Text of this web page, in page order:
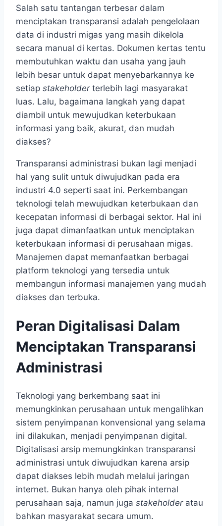
Salah satu tantangan terbesar dalam
menciptakan transparansi adalah pengelolaan
data di industri migas yang masih dikelola
secara manual di kertas. Dokumen kertas tentu
membutuhkan waktu dan usaha yang jauh
lebih besar untuk dapat menyebarkannya ke
setiap stakeholderterlebih lagi masyarakat
luas. Lalu, bagaimana langkah yang dapat
diambil untuk mewujudkan keterbukaan
informasi yang baik, akurat, dan mudah
diakses?
Transparansi administrasi bukan lagi menjadi
hal yang sulit untuk diwujudkan pada era
industri 4.0 seperti saat ini. Perkembangan
teknologi telah mewujudkan keterbukaan dan
kecepatan informasi di berbagai sektor. Hal ini
juga dapat dimanfaatkan untuk menciptakan
keterbukaan informasi di perusahaan migas.
Manajemen dapat memanfaatkan berbagai
platform teknologi yang tersedia untuk
membangun informasi manajemen yang mudah
diakses dan terbuka.
Peran Digitalisasi Dalam
Menciptakan Transparansi
Administrasi
Teknologi yang berkembang saat ini
memungkinkan perusahaan untuk mengalihkan
sistem penyimpanan konvensional yang selama
ini dilakukan, menjadi penyimpanan digital.
Digitalisasi arsip memungkinkan transparansi
administrasi untuk diwujudkan karena arsip
dapat diakses lebih mudah melalui jaringan
internet. Bukan hanya oleh pihak internal
perusahaan saja, namun juga stakeholderatau
bahkan masyarakat secara umum.